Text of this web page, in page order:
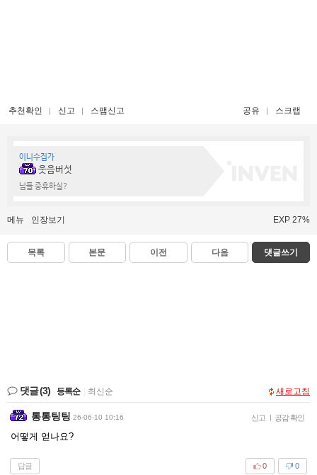
추천확인 신고 스팸신고 공유 스크랩
이니수집가
웃음버섯
님들 중휴하실?
메뉴 인장보기 EXP 27%
목록 본문 이전 다음 댓글쓰기
댓글(3) 등록순 최신순 새로고침
통통팅팅 26-06-10 10:16 신고 | 공감 확인
어떻게 얻나요?
답글 0
0